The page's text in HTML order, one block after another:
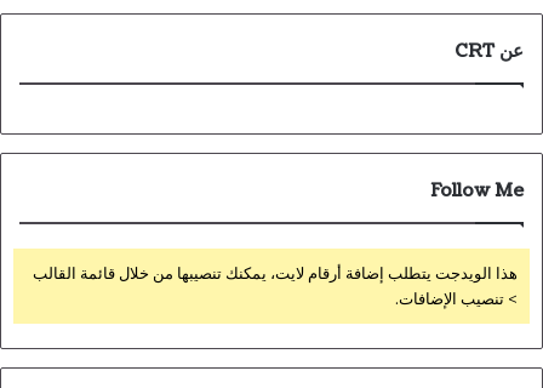
عن CRT
Follow Me
هذا الويدجت يتطلب إضافة أرقام لايت، يمكنك تنصيبها من خلال قائمة القالب
> تنصيب الإضافات.